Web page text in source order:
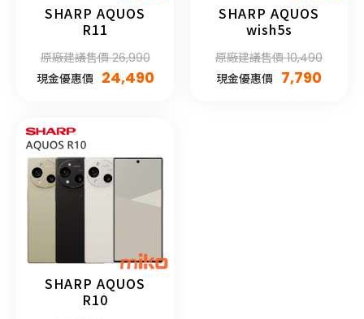
SHARP AQUOS
R11
原廠建議售價 26,990
現金優惠價 24,490
SHARP AQUOS
wish5s
原廠建議售價 10,490
現金優惠價 7,790
SHARP AQUOS
R10